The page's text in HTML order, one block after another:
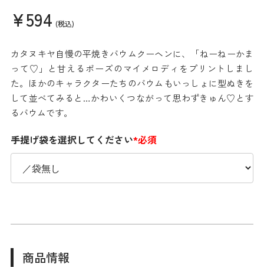
¥594 (税込)
カタヌキヤ自慢の平焼きバウムクーヘンに、「ねーねーかま
って♡」と甘えるポーズのマイメロディをプリントしまし
た。ほかのキャラクターたちのバウムもいっしょに型ぬきを
して並べてみると…かわいくつながって思わずきゅん♡とす
るバウムです。
手提げ袋を選択してください*必須
商品情報